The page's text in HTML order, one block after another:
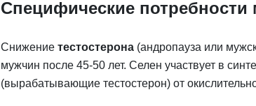
Специфические потребности
Снижение тестостерона(андропауза или
мужчин после 45-50 лет. Селен участвует в
(вырабатывающие тестостерон) от